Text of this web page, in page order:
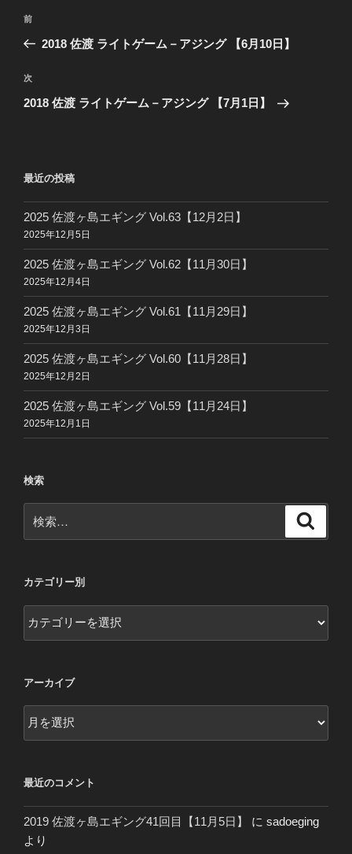
投
ナ
ビ
ゲ
ン
前
の
稿
前
2018 佐渡 ライトゲーム－アジング 【6月10日】
次
の
次
2018 佐渡 ライトゲーム－アジング 【7月1日】
最近の投稿
2025 佐渡ヶ島エギング Vol.63【12月2日】
2025年12月5日
2025 佐渡ヶ島エギング Vol.62【11月30日】
2025年12月4日
2025 佐渡ヶ島エギング Vol.61【11月29日】
2025年12月3日
2025 佐渡ヶ島エギング Vol.60【11月28日】
2025年12月2日
2025 佐渡ヶ島エギング Vol.59【11月24日】
2025年12月1日
検索
索:
カテゴリー別
テ
ー
別
アーカイブ
ー
ブ
最近のコメント
2019 佐渡ヶ島エギング41回目【11月5日】 に sadoeging
より